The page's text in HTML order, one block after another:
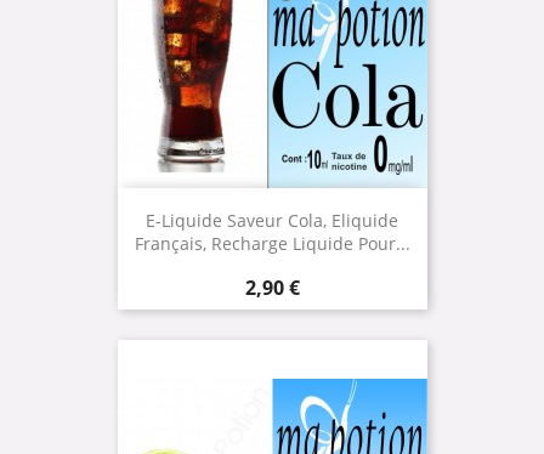
E-Liquide Saveur Cola, Eliquide
Français, Recharge Liquide Pour...
Prix
2,90 €